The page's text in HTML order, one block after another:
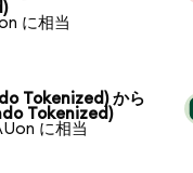
に相当
Tokenized) から
Tokenized)
に相当